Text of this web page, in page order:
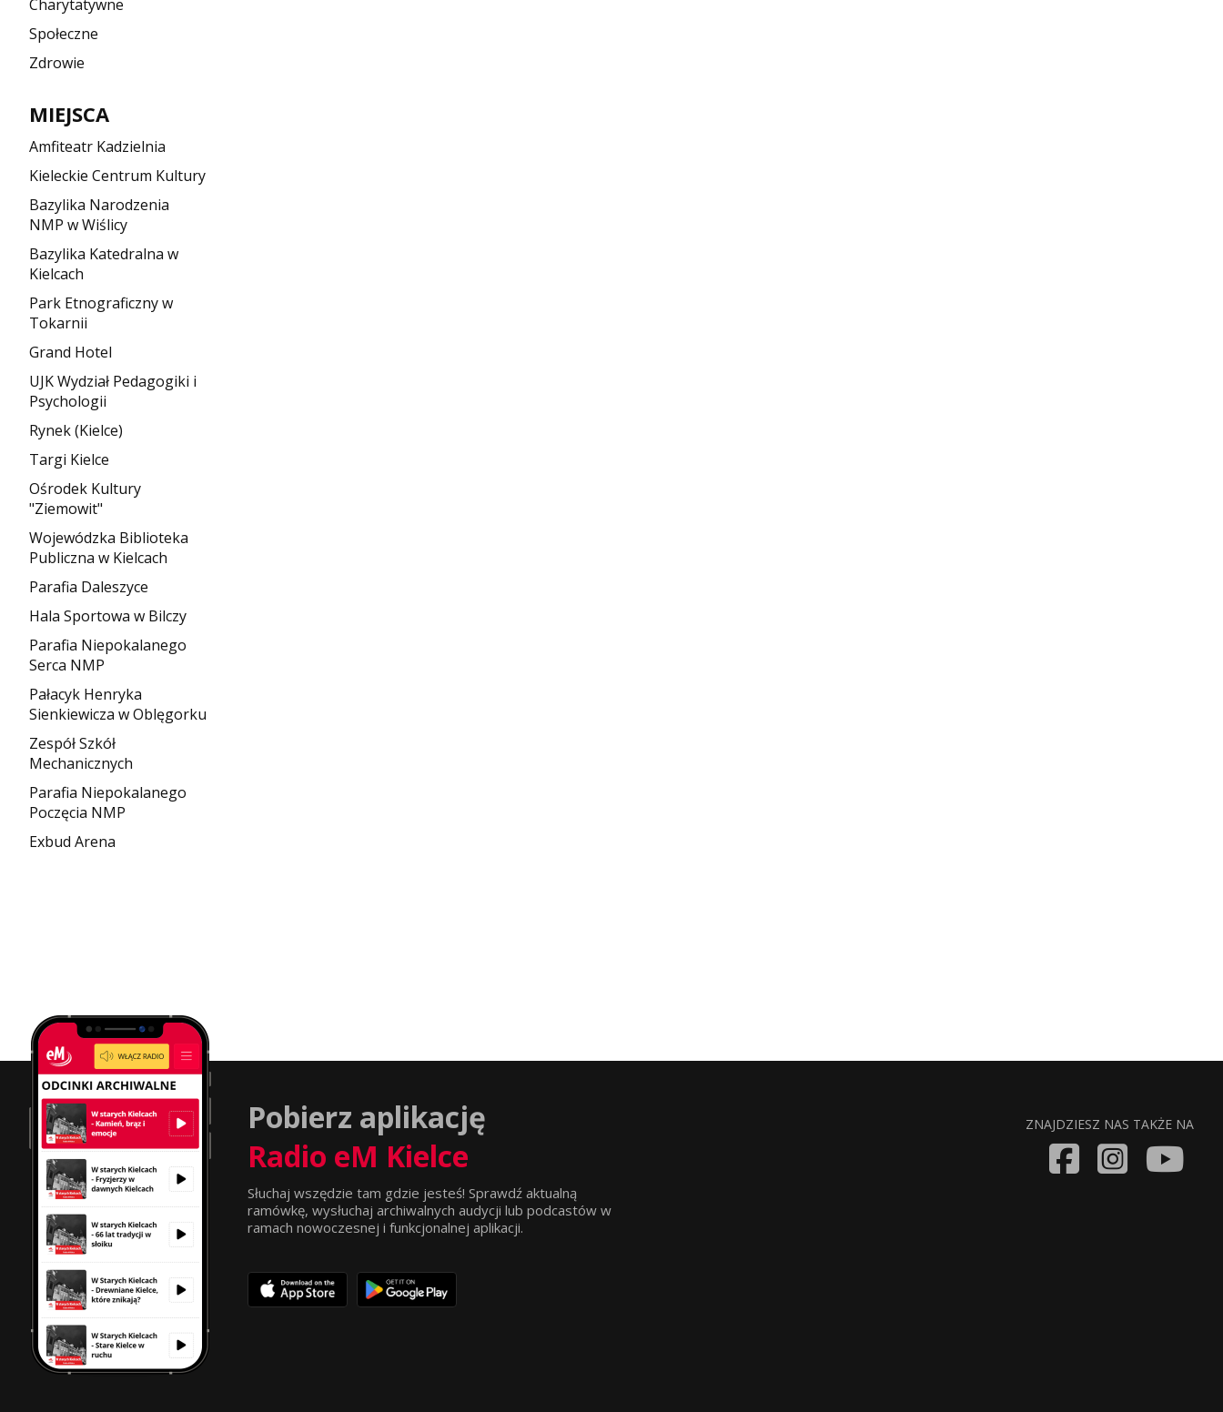
Charytatywne
Społeczne
Zdrowie
MIEJSCA
Amfiteatr Kadzielnia
Kieleckie Centrum Kultury
Bazylika Narodzenia
NMP w Wiślicy
Bazylika Katedralna w
Kielcach
Park Etnograficzny w
Tokarnii
Grand Hotel
UJK Wydział Pedagogiki i
Psychologii
Rynek (Kielce)
Targi Kielce
Ośrodek Kultury
"Ziemowit"
Wojewódzka Biblioteka
Publiczna w Kielcach
Parafia Daleszyce
Hala Sportowa w Bilczy
Parafia Niepokalanego
Serca NMP
Pałacyk Henryka
Sienkiewicza w Oblęgorku
Zespół Szkół
Mechanicznych
Parafia Niepokalanego
Poczęcia NMP
Exbud Arena
Pobierz aplikację
Radio eM Kielce
Słuchaj wszędzie tam gdzie jesteś! Sprawdź aktualną
ramówkę, wysłuchaj archiwalnych audycji lub podcastów w
ramach nowoczesnej i funkcjonalnej aplikacji.
ZNAJDZIESZ NAS TAKŻE NA